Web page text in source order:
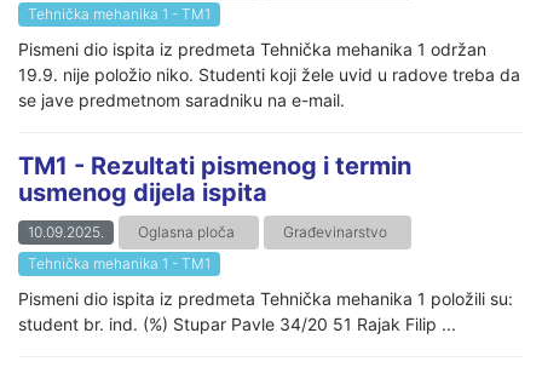
Tehnička mehanika 1 - TM1
Pismeni dio ispita iz predmeta Tehnička mehanika 1 održan
19.9. nije položio niko. Studenti koji žele uvid u radove treba da
se jave predmetnom saradniku na e-mail.
TM1 - Rezultati pismenog i termin
usmenog dijela ispita
10.09.2025. Oglasna ploča
Građevinarstvo
Tehnička mehanika 1 - TM1
Pismeni dio ispita iz predmeta Tehnička mehanika 1 položili su:
student br. ind. (%) Stupar Pavle 34/20 51 Rajak Filip ...